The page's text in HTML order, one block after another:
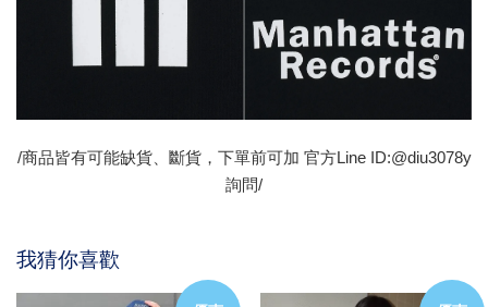
/商品皆有可能缺貨、斷貨，下單前可加 官方Line ID:@diu3078y
詢問/
我猜你喜歡